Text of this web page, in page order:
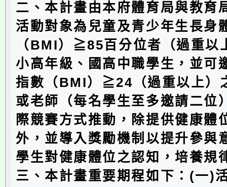
二、本計畫由本府體育局與教育
活動對象為兒童及青少年生長身
（BMI）≧85百分位者（過重以
小高年級、國高中職學生，並可
指數（BMI）≧24（過重以上）
或老師（每名學生至多邀請二位
際競賽方式推動，除提供健康體
外，並導入獎勵機制以提升參與
學生對健康體位之認知，培養規
三、本計畫重要期程如下：(一)